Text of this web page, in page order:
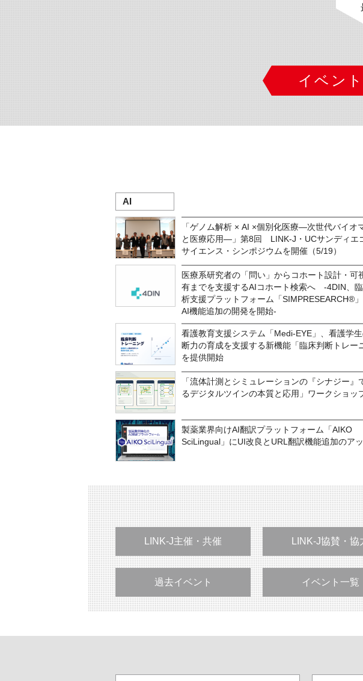
イベン
AI
「ゲノム解析 × AI ×個別化医療―次世代バイオ
と医療応用―」第8回 LINK-J・UCサンディエ
サイエンス・シンポジウムを開催（5/19）
医療系研究者の「問い」からコホート設計・可
有までを支援するAIコホート検索へ -4DIN、
析支援プラットフォーム「SIMPRESEARCH®
AI機能追加の開発を開始-
看護教育支援システム「Medi-EYE」、看護学
断力の育成を支援する新機能「臨床判断トレー
を提供開始
「流体計測とシミュレーションの『シナジー』
るデジタルツインの本質と応用」ワークショッ
製薬業界向けAI翻訳プラットフォーム「AIKO
SciLingual」にUI改良とURL翻訳機能追加のア
LINK-J主催・共催 LINK-J協賛・協
過去イベント イベント一覧